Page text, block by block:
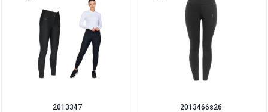
2013347 2013466s26